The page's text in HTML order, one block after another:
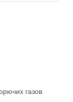
газов